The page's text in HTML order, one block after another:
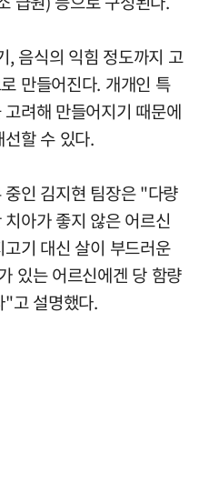
, 음식의 익힘 정도까지 고
만들어진다. 개개인 특
려해 만들어지기 때문에
할 수 있다.
인 김지현 팀장은 "다량
아가 좋지 않은 어르신
기 대신 살이 부드러운
있는 어르신에겐 당 함량
"고 설명했다.